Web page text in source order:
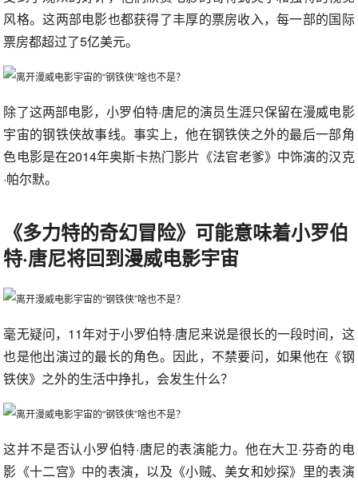
风格。这两部电影也都获得了丰厚的票房收入，每一部的国际
票房都超过了5亿美元。
除了这两部电影，小罗伯特·唐尼的演员生涯只保留在漫威电影
宇宙的钢铁侠故事线。事实上，他在钢铁侠之外的最后一部角
色电影是在2014年奥斯卡热门影片《法官老爹》中饰演的汉克
·帕尔默。
《多力特的奇幻冒险》可能意味着小罗伯
特·唐尼将回到漫威电影宇宙
毫无疑问，11年对于小罗伯特·唐尼来说是很长的一段时间，这
也是他出演过的最长的角色。因此，不禁要问，如果他在《钢
铁侠》之外的生活中挣扎，会发生什么？
这并不是否认小罗伯特·唐尼的表演能力。他在大卫·芬奇的电
影《十二宫》中的表演，以及《小贼、美女和妙探》里的表演